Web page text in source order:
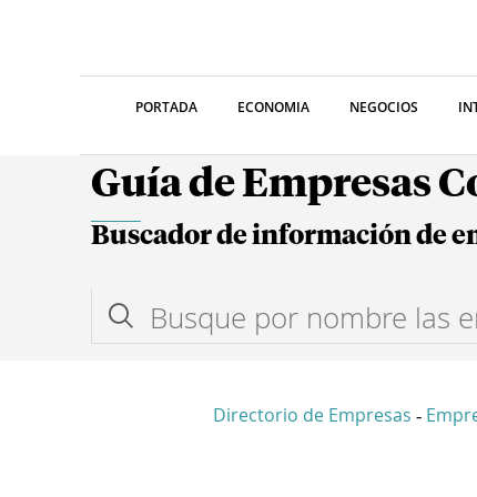
PORTADA ECONOMIA NEGOCIOS
Guía de Empresas
Buscador de información de
Directorio de Empresas -